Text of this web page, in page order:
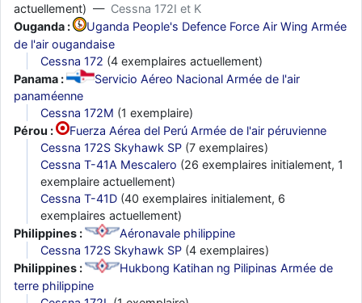
actuellement) — Cessna 172I et K
Ouganda :
Uganda People's Defence Force Air Wing Armée
de l'air ougandaise
Cessna 172 (4 exemplaires actuellement)
Panama :
Servicio Aéreo Nacional Armée de l'air
panaméenne
Cessna 172M (1 exemplaire)
Pérou :
Fuerza Aérea del Perú Armée de l'air péruvienne
Cessna 172S Skyhawk SP (7 exemplaires)
Cessna T-41A Mescalero (26 exemplaires initialement, 1
exemplaire actuellement)
Cessna T-41D (40 exemplaires initialement, 6
exemplaires actuellement)
Philippines :
Aéronavale philippine
Cessna 172S Skyhawk SP (4 exemplaires)
Philippines :
Hukbong Katihan ng Pilipinas Armée de
terre philippine